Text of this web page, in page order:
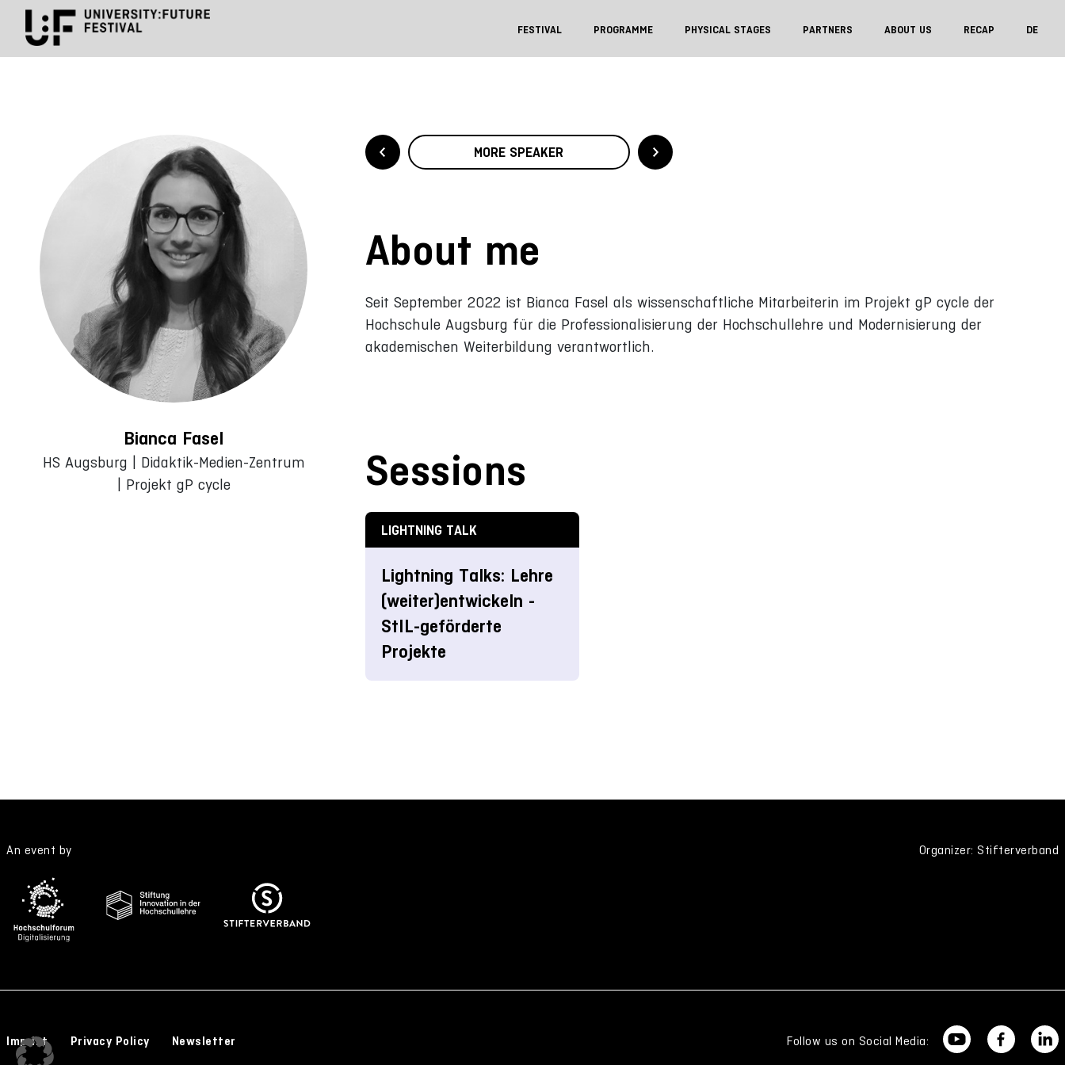
FESTIVAL PROGRAMME PHYSICAL STAGES PARTNERS ABOUT US RECAP DE
Bianca Fasel
HS Augsburg | Didaktik-Medien-Zentrum
| Projekt gP cycle
MORE SPEAKER
About me
Seit September 2022 ist Bianca Fasel als wissenschaftliche Mitarbeiterin im Projekt gP cycle der
Hochschule Augsburg für die Professionalisierung der Hochschullehre und Modernisierung der
akademischen Weiterbildung verantwortlich.
Sessions
LIGHTNING TALK
Lightning Talks: Lehre
(weiter)entwickeln -
StIL-geförderte
Projekte
An event by Organizer: Stifterverband
Imprint Privacy Policy Newsletter Follow us on Social Media: